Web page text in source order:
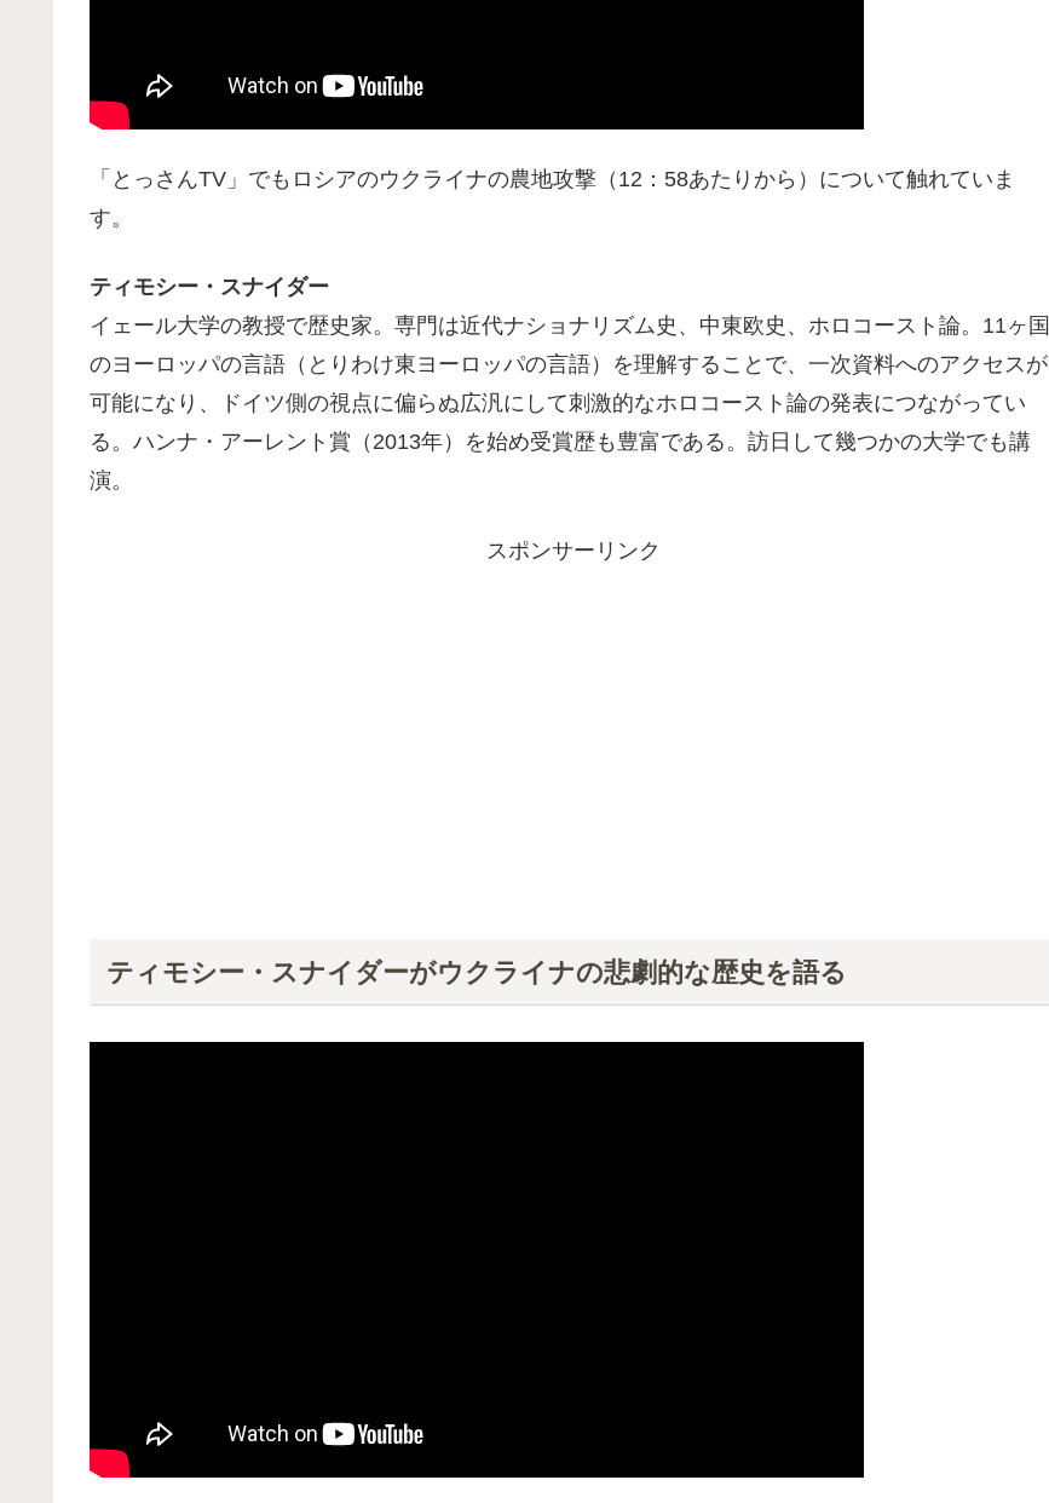
「とっさんTV」でもロシアのウクライナの農地攻撃（12：58あたりから）について触れていま
す。
ティモシー・スナイダー
イェール大学の教授で歴史家。専門は近代ナショナリズム史、中東欧史、ホロコースト論。11ヶ国
のヨーロッパの言語（とりわけ東ヨーロッパの言語）を理解することで、一次資料へのアクセスが
可能になり、ドイツ側の視点に偏らぬ広汎にして刺激的なホロコースト論の発表につながってい
る。ハンナ・アーレント賞（2013年）を始め受賞歴も豊富である。訪日して幾つかの大学でも講
演。
スポンサーリンク
ティモシー・スナイダーがウクライナの悲劇的な歴史を語る